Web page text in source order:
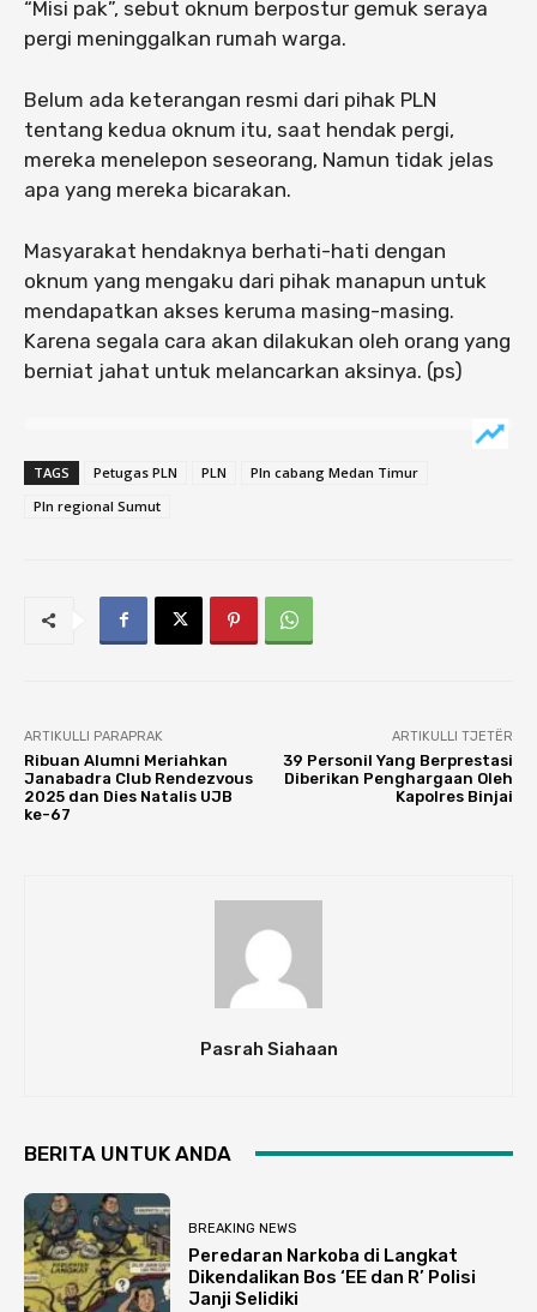
“Misi pak”, sebut oknum berpostur gemuk seraya
pergi meninggalkan rumah warga.
Belum ada keterangan resmi dari pihak PLN
tentang kedua oknum itu, saat hendak pergi,
mereka menelepon seseorang, Namun tidak jelas
apa yang mereka bicarakan.
Masyarakat hendaknya berhati-hati dengan
oknum yang mengaku dari pihak manapun untuk
mendapatkan akses keruma masing-masing.
Karena segala cara akan dilakukan oleh orang yang
berniat jahat untuk melancarkan aksinya. (ps)
TAGS Petugas PLN PLN
Pln cabang Medan Timur
Pln regional Sumut
ARTIKULLI PARAPRAK
Ribuan Alumni Meriahkan
Janabadra Club Rendezvous
2025 dan Dies Natalis UJB
ke-67
ARTIKULLI TJETËR
39 Personil Yang Berprestasi
Diberikan Penghargaan Oleh
Kapolres Binjai
Pasrah Siahaan
BERITA UNTUK ANDA
BREAKING NEWS
Peredaran Narkoba di Langkat
Dikendalikan Bos ‘EE dan R’ Polisi
Janji Selidiki